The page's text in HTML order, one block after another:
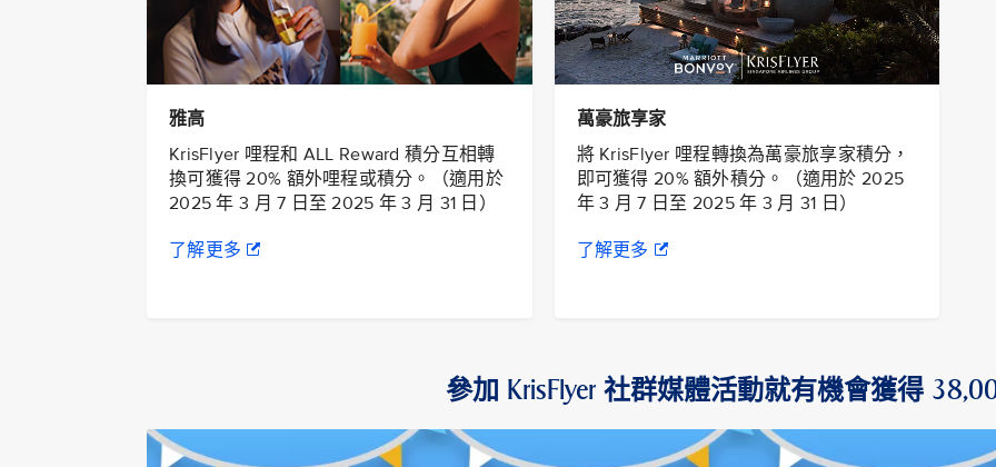
雅高
KrisFlyer 哩程和 ALL Reward 積分互相轉
換可獲得 20% 額外哩程或積分。（適用於
2025 年 3 月 7 日至 2025 年 3 月 31 日）
了解更多
萬豪旅享家
將 KrisFlyer 哩程轉換為萬豪旅享家積分，
即可獲得 20% 額外積分。（適用於 2025
年 3 月 7 日至 2025 年 3 月 31 日）
了解更多
參加 KrisFlyer 社群媒體活動就有機會獲得